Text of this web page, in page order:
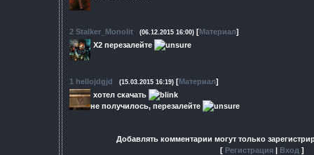
2 Stalker_Monolit (06.12.2015 16:00) [Материал]
X2 перезалейте
1 hellojdgjd (15.03.2015 16:19) [Материал]
хотел скачать
не получилось, перезалейте
Добавлять комментарии могут только
[ Регистрация | Вход ]